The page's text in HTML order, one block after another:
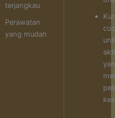
terjangkau
Perawatan
yang mudah